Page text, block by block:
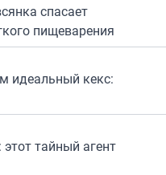
спасает
пищеварения
идеальный кекс:
тайный агент